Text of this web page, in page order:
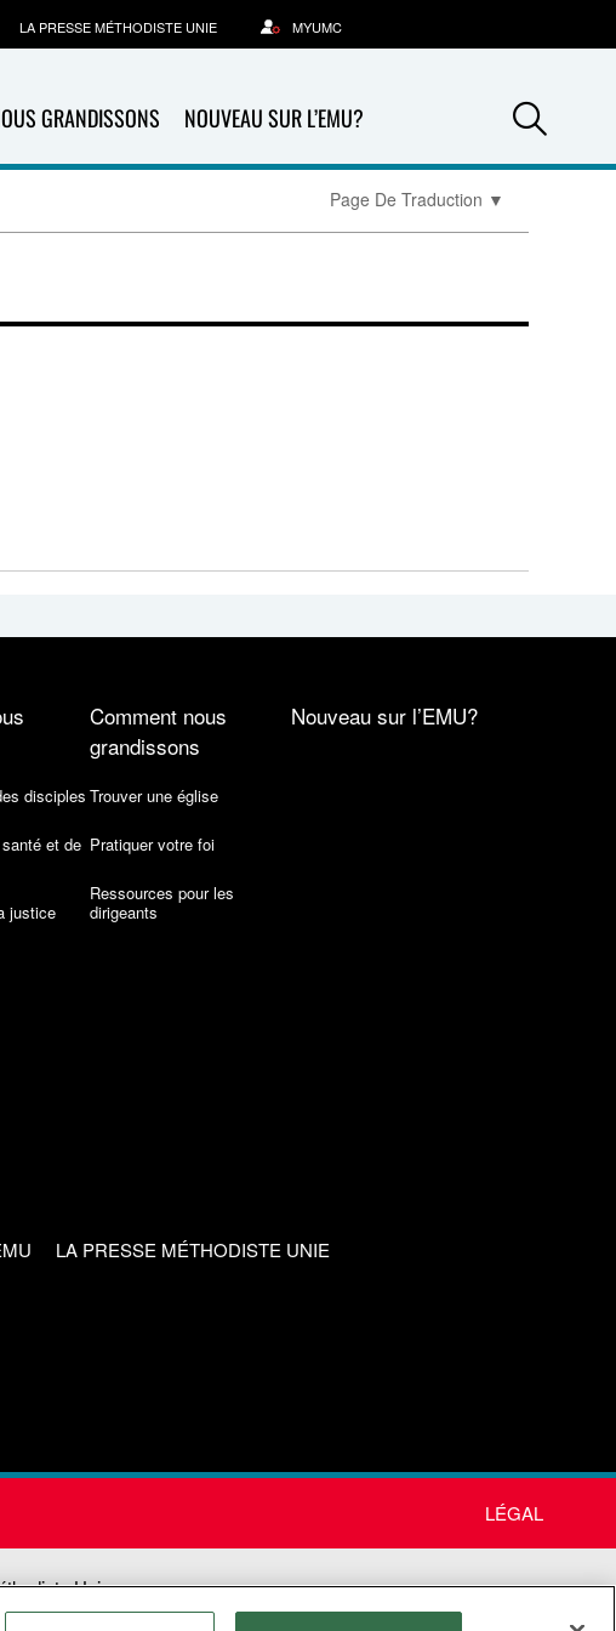
GRANDISSONS NOUVEAU SUR L’EMU?
LA PRESSE MÉTHODISTE UNIE MYUMC
Page De Traduction ▼
disciples
et de
justice
Comment nous
grandissons
Trouver une église
Pratiquer votre foi
Ressources pour les
dirigeants
Nouveau sur l’EMU?
LA PRESSE MÉTHODISTE UNIE
LÉGAL
Unie